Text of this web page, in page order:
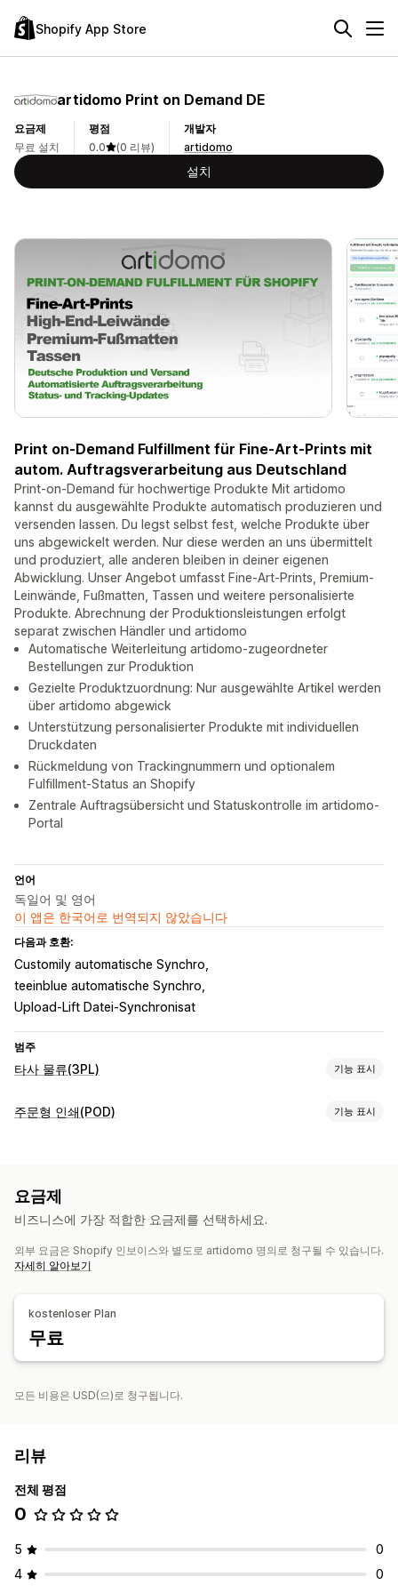
Shopify App Store
artidomo Print on Demand DE
요금제
무료 설치
평점
0.0
(0 리뷰)
개발자
artidomo
설치
Print on-Demand Fulfillment für Fine-Art-Prints mit
autom. Auftragsverarbeitung aus Deutschland
Print-on-Demand für hochwertige Produkte Mit artidomo
kannst du ausgewählte Produkte automatisch produzieren und
versenden lassen. Du legst selbst fest, welche Produkte über
uns abgewickelt werden. Nur diese werden an uns übermittelt
und produziert, alle anderen bleiben in deiner eigenen
Abwicklung. Unser Angebot umfasst Fine-Art-Prints, Premium-
Leinwände, Fußmatten, Tassen und weitere personalisierte
Produkte. Abrechnung der Produktionsleistungen erfolgt
separat zwischen Händler und artidomo
Automatische Weiterleitung artidomo-zugeordneter
Bestellungen zur Produktion
Gezielte Produktzuordnung: Nur ausgewählte Artikel werden
über artidomo abgewick
Unterstützung personalisierter Produkte mit individuellen
Druckdaten
Rückmeldung von Trackingnummern und optionalem
Fulfillment-Status an Shopify
Zentrale Auftragsübersicht und Statuskontrolle im artidomo-
Portal
언어
독일어 및 영어
이 앱은 한국어로 번역되지 않았습니다
다음과 호환:
Customily automatische Synchro
teeinblue automatische Synchro
Upload-Lift Datei-Synchronisat
범주
타사 물류(3PL) 기능 표시
주문 관리
자동 동기화
주문형 인쇄(POD) 기능 표시
제품
배송 옵션
요금제
비즈니스에 가장 적합한 요금제를 선택하세요.
외부 요금은 Shopify 인보이스와 별도로 artidomo 명의로 청구될 수 있습니다.
자세히 알아보기
kostenloser Plan
무료
모든 비용은 USD(으)로 청구됩니다.
리뷰
전체 평점
0
5
0
4
0